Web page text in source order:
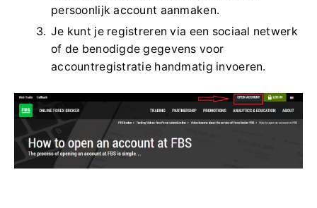
persoonlijk account aanmaken.
Je kunt je registreren via een sociaal netwerk
of de benodigde gegevens voor
accountregistratie handmatig invoeren.